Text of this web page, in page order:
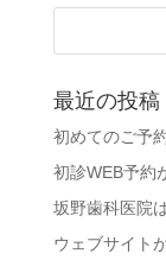
最近の投稿
初めてのご予
初診WEB予約
坂野歯科医院
ウェブサイト